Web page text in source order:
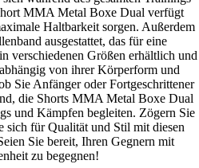
MMA Metal Boxe Dual verfügt
Haltbarkeit sorgen. Außerdem
ausgestattet, das für eine
verschiedenen Größen erhältlich und
von ihrer Körperform und
Sie Anfänger oder Fortgeschrittener
die Shorts MMA Metal Boxe Dual
und Kämpfen begleiten. Zögern Sie
sich für Qualität und Stil mit diesen
Sie bereit, Ihren Gegnern mit
zu begegnen!